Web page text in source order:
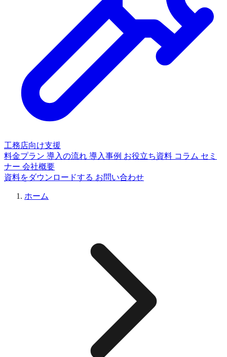
工務店向け支援
料金プラン 導入の流れ 導入事例 お役立ち資料 コラム セミ
ナー 会社概要
資料をダウンロードする お問い合わせ
ホーム